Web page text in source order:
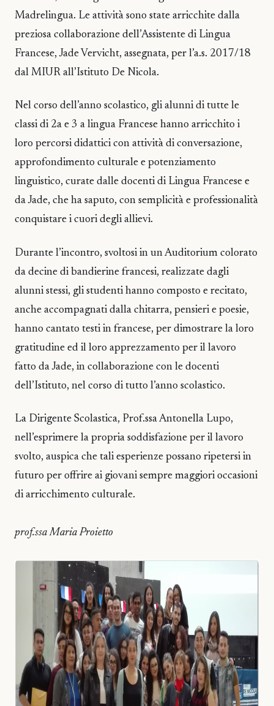
Madrelingua. Le attività sono state arricchite dalla
preziosa collaborazione dell’Assistente di Lingua
Francese, Jade Vervicht, assegnata, per l’a.s. 2017/18
dal MIUR all’Istituto De Nicola.
Nel corso dell’anno scolastico, gli alunni di tutte le
classi di 2a e 3 a lingua Francese hanno arricchito i
loro percorsi didattici con attività di conversazione,
approfondimento culturale e potenziamento
linguistico, curate dalle docenti di Lingua Francese e
da Jade, che ha saputo, con semplicità e professionalità
conquistare i cuori degli allievi.
Durante l’incontro, svoltosi in un Auditorium colorato
da decine di bandierine francesi, realizzate dagli
alunni stessi, gli studenti hanno composto e recitato,
anche accompagnati dalla chitarra, pensieri e poesie,
hanno cantato testi in francese, per dimostrare la loro
gratitudine ed il loro apprezzamento per il lavoro
fatto da Jade, in collaborazione con le docenti
dell’Istituto, nel corso di tutto l’anno scolastico.
La Dirigente Scolastica, Prof.ssa Antonella Lupo,
nell’esprimere la propria soddisfazione per il lavoro
svolto, auspica che tali esperienze possano ripetersi in
futuro per offrire ai giovani sempre maggiori occasioni
di arricchimento culturale.
prof.ssa Maria Proietto